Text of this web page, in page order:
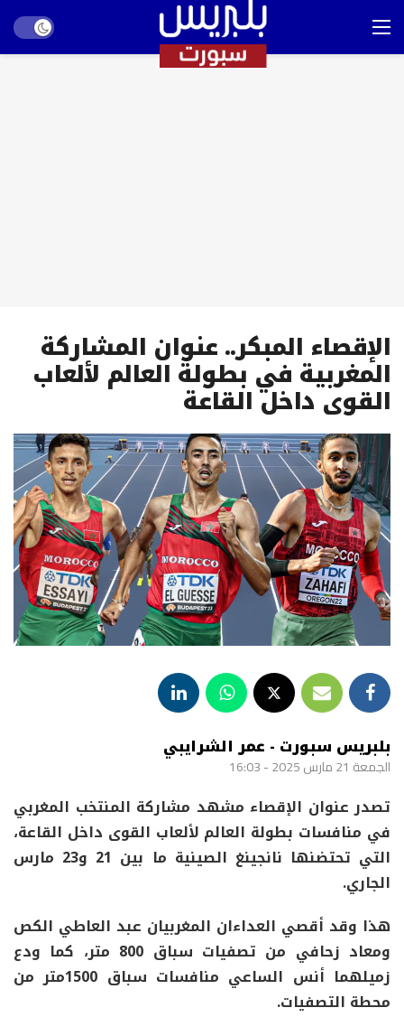
mode
الإقصاء المبكر.. عنوان المشاركة
المغربية في بطولة العالم لألعاب
القوى داخل القاعة
بلبريس سبورت - عمر الشرايبي
الجمعة 21 مارس 2025 - 16:03
تصدر عنوان الإقصاء مشهد مشاركة المنتخب المغربي
في منافسات بطولة العالم لألعاب القوى داخل القاعة،
التي تحتضنها نانجينغ الصينية ما بين 21 و23 مارس
الجاري.
هذا وقد أقصي العداءان المغربيان عبد العاطي الكص
ومعاد زحافي من تصفيات سباق 800 متر، كما ودع
زميلهما أنس الساعي منافسات سباق 1500متر من
محطة التصفيات.